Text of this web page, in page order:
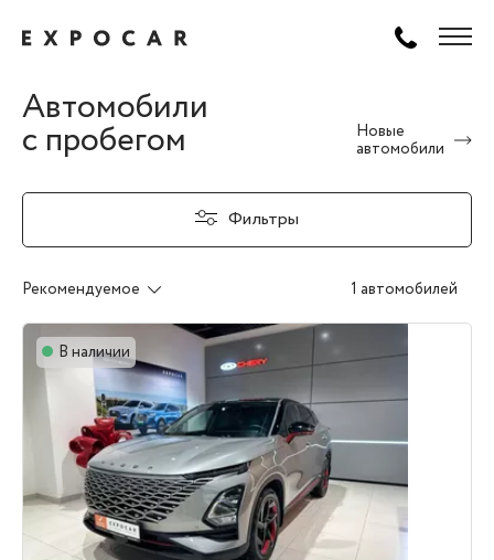
Автомобили
с пробегом
Новые
автомобили
Фильтры
Рекомендуемое 1 автомобилей
В наличии